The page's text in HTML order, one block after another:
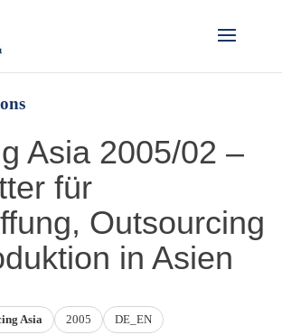
Asia 2005/02 –
für
Outsourcing
in Asien
Asia 2005 DE_EN